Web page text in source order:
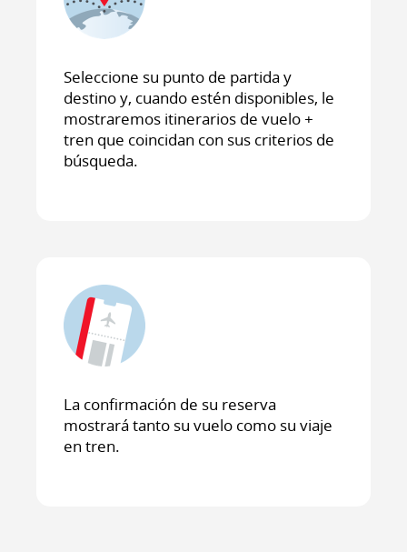
Seleccione su punto de partida y
destino y, cuando estén disponibles, le
mostraremos itinerarios de vuelo +
tren que coincidan con sus criterios de
búsqueda.
La confirmación de su reserva
mostrará tanto su vuelo como su viaje
en tren.